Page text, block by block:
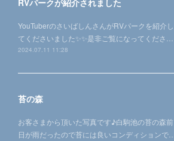
RVパークが紹介されました
YouTuberのさいばしんさんがRVパークを紹介し
てくださいました✨✨是非ご覧になってくださ…
2024.07.11 11:28
苔の森
お客さまから頂いた写真です♪白駒池の苔の森前
日が雨だったので苔には良いコンディションで…